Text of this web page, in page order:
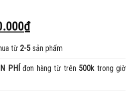
₫
từ 2-5 sản phẩm
PHÍđơn hàng từ trên 500k trong giờ